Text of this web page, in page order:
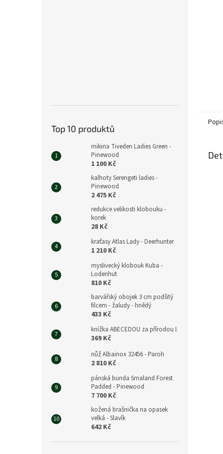
Top 10 produktů
mikina Tiveden Ladies Green -
Pinewood
1 100 Kč
kalhoty Serengeti ladies -
Pinewood
2 475 Kč
redukce velikosti klobouku -
korek
28 Kč
kraťasy Atlas Lady - Deerhunter
1 210 Kč
myslivecký klobouk Kuba -
Lodenhut
810 Kč
barvářský obojek 3 cm podšitý
filcem - žaludy - hnědý
433 Kč
knížka ABECEDOU za přírodou I.
369 Kč
nůž Albainox 32456 - Paroh
2 810 Kč
pánská bunda Smaland Forest
Padded - Pinewood
7 700 Kč
kožená brašnička na opasek
velká - Slavík
642 Kč